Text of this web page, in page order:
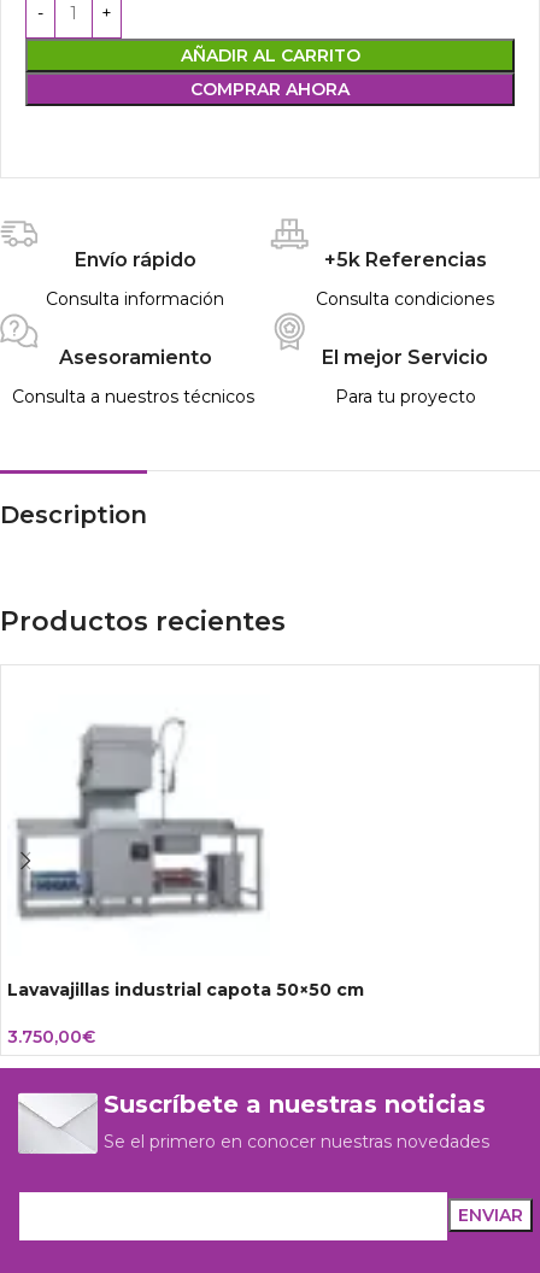
AÑADIR AL CARRITO
COMPRAR AHORA
Envío rápido
Consulta información
+5k Referencias
Consulta condiciones
Asesoramiento
Consulta a nuestros técnicos
El mejor Servicio
Para tu proyecto
Description
Productos recientes
Lavavajillas industrial capota 50×50 cm
3.750,00€
Suscríbete a nuestras noticias
Se el primero en conocer nuestras novedades